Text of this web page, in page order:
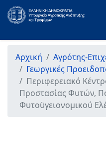
Αρχική
Αγρότης-
Γεωργικές
Περιφερειακό
Προστασίας Φυτών,
Φυτοϋγειονομικού